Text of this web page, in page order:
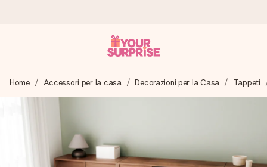
Prepariamo il tuo regalo con attenzione e lo spediamo in un
lampo – così potrai consegnarlo al momento giusto, quando
4,7 (basato su +15.000 recensioni)
Home Accessori per la casa Decorazioni per la Casa Tappeti